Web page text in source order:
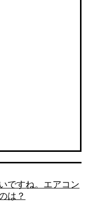
ですね。エアコン
は？